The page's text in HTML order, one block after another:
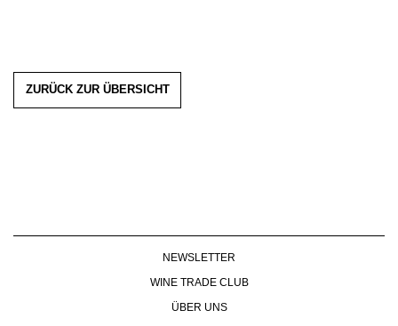
ZURÜCK ZUR ÜBERSICHT
NEWSLETTER
WINE TRADE CLUB
ÜBER UNS